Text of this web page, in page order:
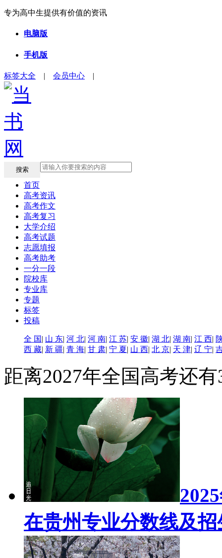
专为高中生提供有价值的资讯
电脑版
手机版
标签大全 | 会员中心 |
搜索
首页
高考资讯
高考作文
高考复习
大学介绍
高考试题
志愿填报
高考助考
一分一段
院校库
专业库
专题
标签
投稿
全 国| 山 东| 河 北| 河 南| 江 苏| 安 徽| 湖 北| 湖 南| 江 西|
西 藏| 新 疆| 青 海| 甘 肃| 宁 夏| 山 西| 北 京| 天 津| 辽 宁|
距离2027年全国高考还有
在贵州专业分数线及